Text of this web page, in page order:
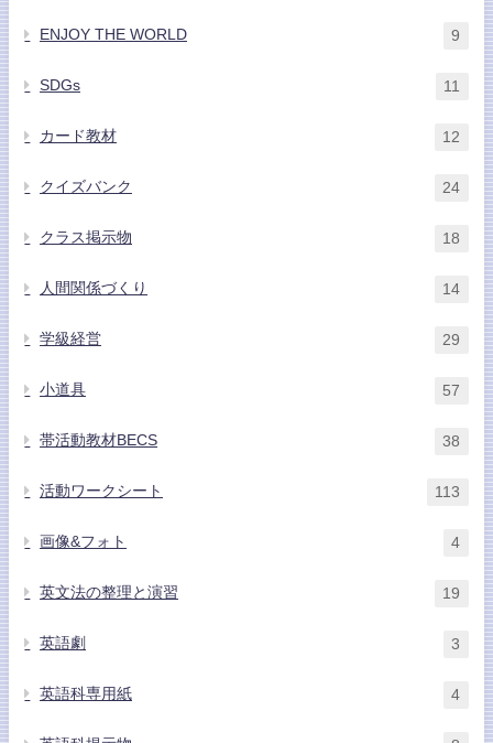
ENJOY THE WORLD 9
SDGs 11
カード教材 12
クイズバンク 24
クラス掲示物 18
人間関係づくり 14
学級経営 29
小道具 57
帯活動教材BECS 38
活動ワークシート 113
画像&フォト 4
英文法の整理と演習 19
英語劇 3
英語科専用紙 4